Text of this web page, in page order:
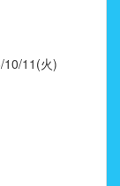
10/11(火)